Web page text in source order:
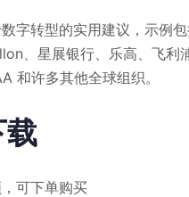
字转型的实用建议，示例
、星展银行、乐高、飞利
和许多其他全球组织。
可下单购买